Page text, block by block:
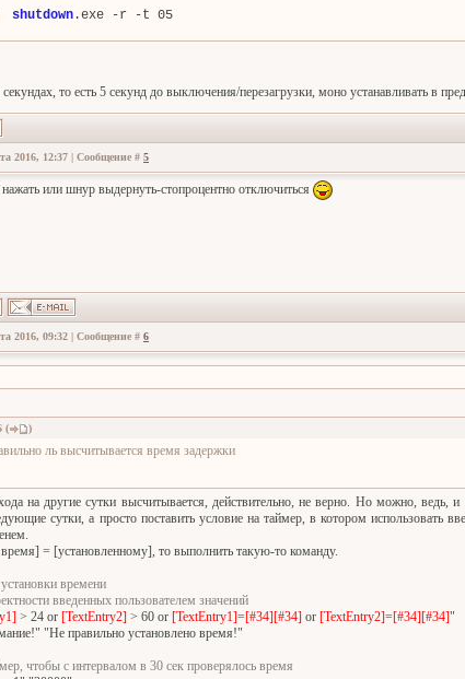
shutdown .exe -r -t 05
то есть 5 секунд до выключения/перезагрузки, моно устанавливать в
2016, 12:37 | Сообщение # 5
или шнур выдернуть-стопроцентно отключиться
2016, 09:32 | Сообщение # 6
( )
ль высчитывается время задержки
на другие сутки высчитывается, действительно, не верно. Но можно, ведь,
сутки, а просто поставить условие на таймер, в котором использовать
= [установленному], то выполнить такую-то команду.
времени
введенных пользователем значений
> 24 or [TextEntry2] > 60 or [TextEntry1]=[#34][#34] or [TextEntry2]=[#34][#34]"
"Не правильно установлено время!"
чтобы с интервалом в 30 сек проверялось время